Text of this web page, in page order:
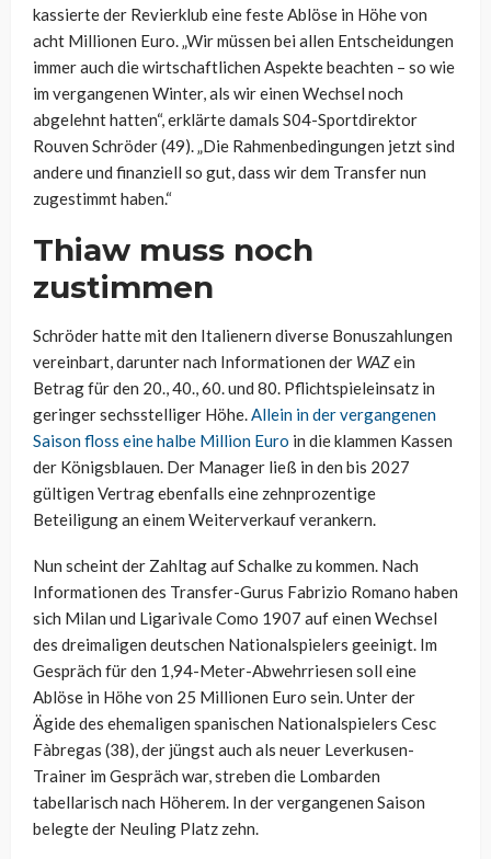
kassierte der Revierklub eine feste Ablöse in Höhe von
acht Millionen Euro. „Wir müssen bei allen Entscheidungen
immer auch die wirtschaftlichen Aspekte beachten – so wie
im vergangenen Winter, als wir einen Wechsel noch
abgelehnt hatten“, erklärte damals S04-Sportdirektor
Rouven Schröder (49). „Die Rahmenbedingungen jetzt sind
andere und finanziell so gut, dass wir dem Transfer nun
zugestimmt haben.“
Thiaw muss noch
zustimmen
Schröder hatte mit den Italienern diverse Bonuszahlungen
vereinbart, darunter nach Informationen der WAZein
Betrag für den 20., 40., 60. und 80. Pflichtspieleinsatz in
geringer sechsstelliger Höhe.Allein in der vergangenen
Saison floss eine halbe Million Euro in die klammen Kassen
der Königsblauen. Der Manager ließ in den bis 2027
gültigen Vertrag ebenfalls eine zehnprozentige
Beteiligung an einem Weiterverkauf verankern.
Nun scheint der Zahltag auf Schalke zu kommen. Nach
Informationen des Transfer-Gurus Fabrizio Romano haben
sich Milan und Ligarivale Como 1907 auf einen Wechsel
des dreimaligen deutschen Nationalspielers geeinigt. Im
Gespräch für den 1,94-Meter-Abwehrriesen soll eine
Ablöse in Höhe von 25 Millionen Euro sein. Unter der
Ägide des ehemaligen spanischen Nationalspielers Cesc
Fàbregas (38), der jüngst auch als neuer Leverkusen-
Trainer im Gespräch war, streben die Lombarden
tabellarisch nach Höherem. In der vergangenen Saison
belegte der Neuling Platz zehn.